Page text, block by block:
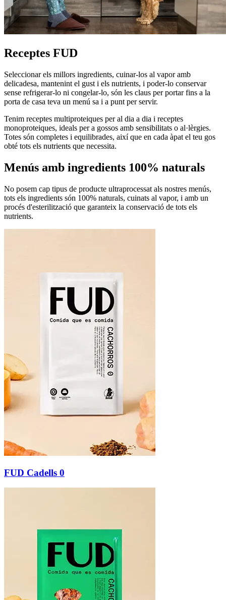
Receptes FUD
Seleccionar els millors ingredients, cuinar-los al vapor amb
delicadesa, mantenint el gust i els nutrients, i poder-lo conservar
sense refrigerar-lo ni congelar-lo, són les claus per portar fins a la
porta de casa teva un menú sa i a punt per servir.
Tenim receptes multiproteiques per al dia a dia i receptes
monoproteiques, ideals per a gossos amb sensibilitats o al·lèrgies.
Totes són completes i equilibrades, així que en cada àpat el teu gos
obté tots els nutrients que necessita.
Menús amb ingredients 100% naturals
No posem cap tipus de producte ultraprocessat als nostres menús,
tots els ingredients són 100% naturals, cuinats al vapor, i amb un
procés d'esterilització que garanteix la conservació de tots els
nutrients.
FUD Cadells 0